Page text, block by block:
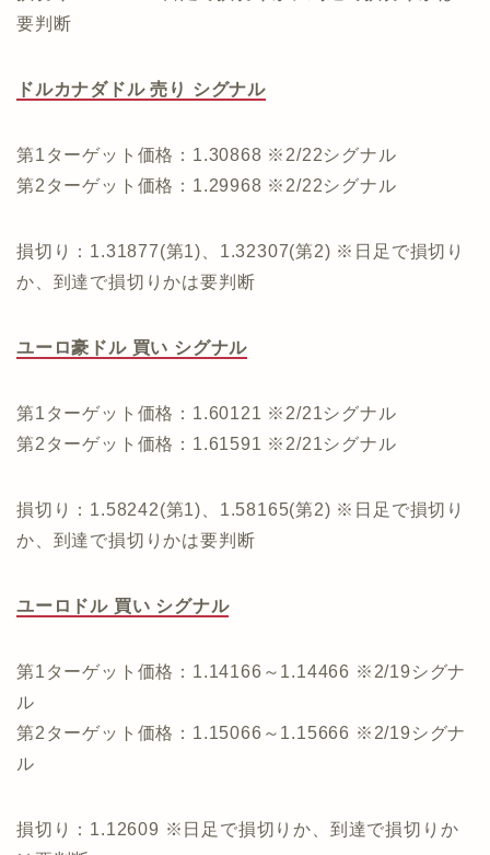
要判断
ドルカナダドル 売り シグナル
第1ターゲット価格：1.30868 ※2/22シグナル
第2ターゲット価格：1.29968 ※2/22シグナル
損切り：1.31877(第1)、1.32307(第2) ※日足で損切り
か、到達で損切りかは要判断
ユーロ豪ドル 買い シグナル
第1ターゲット価格：1.60121 ※2/21シグナル
第2ターゲット価格：1.61591 ※2/21シグナル
損切り：1.58242(第1)、1.58165(第2) ※日足で損切り
か、到達で損切りかは要判断
ユーロドル 買い シグナル
第1ターゲット価格：1.14166～1.14466 ※2/19シグナ
ル
第2ターゲット価格：1.15066～1.15666 ※2/19シグナ
ル
損切り：1.12609 ※日足で損切りか、到達で損切りか